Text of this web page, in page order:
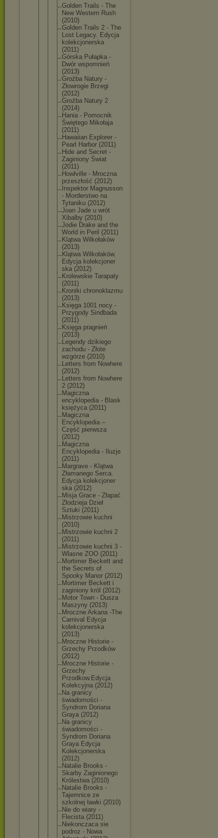
Golden Trails - The
New Western Rush
(2010)
Golden Trails 2 - The
Lost Legacy. Edycja
kolekcjonerska
(2011)
Górska Pułapka -
Dwór wspomnień
(2013)
Groźba Natury -
Złowrogie Brzegi
(2012)
Groźba Natury 2
(2014)
Hania - Pomocnik
Świętego Mikołaja
(2011)
Hawaiian Explorer -
Pearl Harbor (2011)
Hide and Secret -
Zaginiony Świat
(2011)
Howlville - Mroczna
przeszłość (2012)
Inspektor Magnusson
- Morderstwo na
Tytaniku (2012)
Joan Jade u wrót
Xibalby (2010)
Jodie Drake and the
World in Peril (2011)
Klątwa Wilkołaków
(2013)
Klątwa Wilkołaków.
Edycja kolekcjoner
ska (2012)
Krolewskie Tarapaty
(2011)
Kroniki chronoklazmu
(2013)
Księga 1001 nocy -
Przygody Sindbada
(2011)
Księga pragnień
(2013)
Legendy dzikiego
zachodu - Złote
wzgórze (2010)
Letters from Nowhere
(2012)
Letters from Nowhere
2 (2012)
Magiczna
encyklopedia - Blask
księżyca (2011)
Magiczna
Encyklopedia –
Część pierwsza
(2012)
Magiczna
Encyklopedia - Iluzje
(2011)
Margrave - Klątwa
Złamanego Serca.
Edycja kolekcjoner
ska (2012)
Misja Grace - Złapać
Złodzieja Dzieł
Sztuki (2011)
Mistrzowie kuchni
(2010)
Mistrzowie kuchni 2
(2011)
Mistrzowie kuchni 3 -
Wlasne ZOO (2011)
Mortimer Beckett and
the Secrets of
Spooky Manor (2012)
Mortimer Beckett i
zaginiony król (2012)
Motor Town - Dusza
Maszyny (2013)
Mroczne Arkana -The
Carnival Edycja
kolekcjonerska
(2013)
Mroczne Historie -
Grzechy Przodków
(2012)
Mroczne Historie -
Grzechy
Przodkow.Edycja
Kolekcyjna (2012)
Na granicy
świadomości -
Syndrom Doriana
Graya (2012)
Na granicy
świadomości -
Syndrom Doriana
Graya Edycja
Kolekcjonerska
(2012)
Natalie Brooks -
Skarby Zaginionego
Królestwa (2010)
Natalie Brooks -
Tajemnice ze
szkolnej ławki (2010)
Nie do wiary -
Flecista (2011)
Niekonczaca sie
podroz - Nowa